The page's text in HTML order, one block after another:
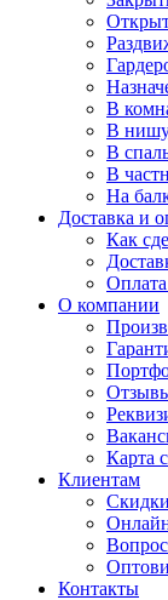
В
В
В
В
На
Доставка и
Как
Оплата
О компании
Карта
Клиентам
Контакты